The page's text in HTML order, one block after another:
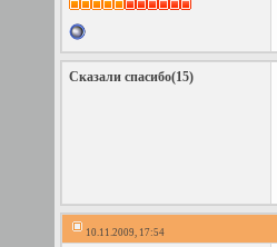
Сказали спасибо(15)
10.11.2009, 17:54